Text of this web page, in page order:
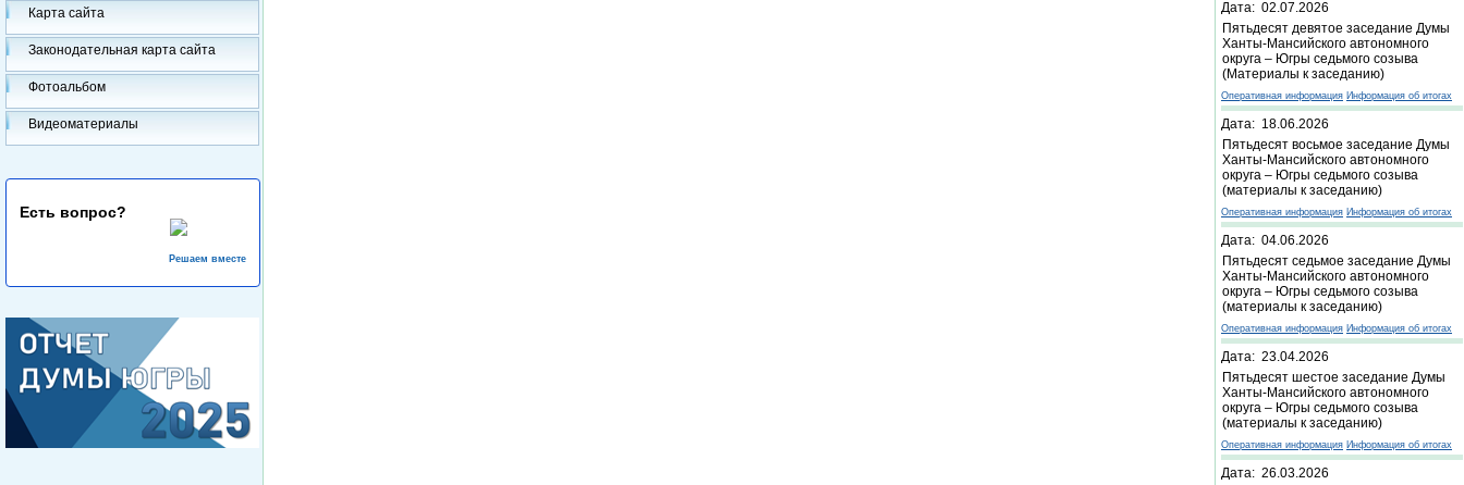
Карта сайта
Законодательная карта сайта
Фотоальбом
Видеоматериалы
Есть вопрос?
Решаем вместе
Дата: 02.07.2026
Пятьдесят девятое заседание Думы
Ханты-Мансийского автономного
округа – Югры седьмого созыва
(Материалы к заседанию)
Оперативная информация Информация об итогах
Дата: 18.06.2026
Пятьдесят восьмое заседание Думы
Ханты-Мансийского автономного
округа – Югры седьмого созыва
(материалы к заседанию)
Оперативная информация Информация об итогах
Дата: 04.06.2026
Пятьдесят седьмое заседание Думы
Ханты-Мансийского автономного
округа – Югры седьмого созыва
(материалы к заседанию)
Оперативная информация Информация об итогах
Дата: 23.04.2026
Пятьдесят шестое заседание Думы
Ханты-Мансийского автономного
округа – Югры седьмого созыва
(материалы к заседанию)
Оперативная информация Информация об итогах
Дата: 26.03.2026